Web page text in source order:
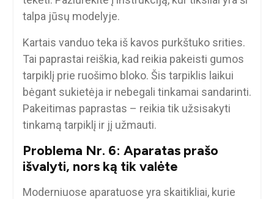
talpa jūsų modelyje.
Kartais vanduo teka iš kavos purkštuko srities.
Tai paprastai reiškia, kad reikia pakeisti gumos
tarpiklį prie ruošimo bloko. Šis tarpiklis laikui
bėgant sukietėja ir nebegali tinkamai sandarinti.
Pakeitimas paprastas – reikia tik užsisakyti
tinkamą tarpiklį ir jį užmauti.
Problema Nr. 6: Aparatas prašo
išvalyti, nors ką tik valėte
Moderniuose aparatuose yra skaitikliai, kurie